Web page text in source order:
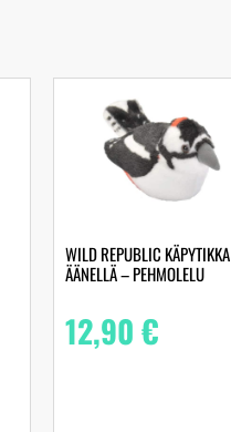
WILD REPUBLIC KÄPYTIKKA
ÄÄNELLÄ – PEHMOLELU
12,90€